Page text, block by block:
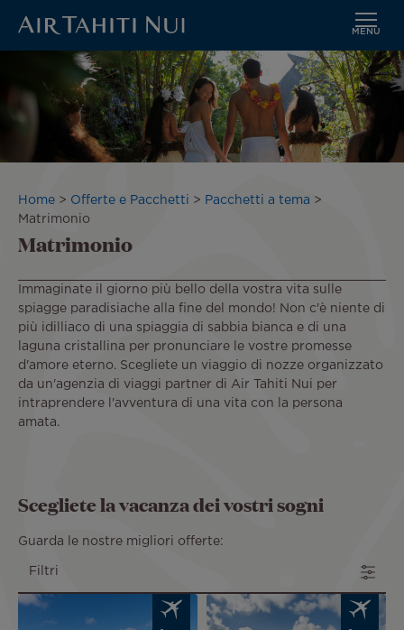
contenuto
MENU
Briciole
di
pane
Home Offerte e Pacchetti
Pacchetti a tema
Matrimonio
Matrimonio
Immaginate il giorno più bello della vostra vita sulle
spiagge paradisiache alla fine del mondo! Non c'è niente di
più idilliaco di una spiaggia di sabbia bianca e di una
laguna cristallina per pronunciare le vostre promesse
d'amore eterno. Scegliete un viaggio di nozze organizzato
da un'agenzia di viaggi partner di Air Tahiti Nui per
intraprendere l'avventura di una vita con la persona
amata.
Scegliete la vacanza dei vostri sogni
Guarda le nostre migliori offerte:
Filtri
Image Image